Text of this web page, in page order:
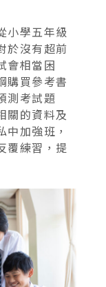
小學五年級
於沒有超前
會相當困
購買參考書
測考試題
關的資料及
加強班，
覆練習，提